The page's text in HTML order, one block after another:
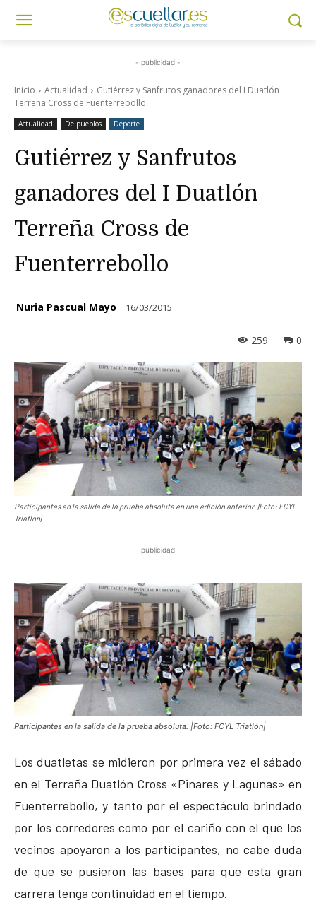
- publicidad -
Inicio Actualidad
Gutiérrez y Sanfrutos ganadores del I Duatlón
Terreña Cross de Fuenterrebollo
Actualidad De pueblos Deporte
Gutiérrez y Sanfrutos
ganadores del I Duatlón
Terreña Cross de
Fuenterrebollo
Nuria Pascual Mayo 16/03/2015
0
259
Participantes en la salida de la prueba absoluta en una edición anterior. |Foto: FCYL
Triatlón|
publicidad
Participantes en la salida de la prueba absoluta. |Foto: FCYL Triatlón|
Los duatletas se midieron por primera vez el sábado
en el Terraña Duatlón Cross «Pinares y Lagunas» en
Fuenterrebollo, y tanto por el espectáculo brindado
por los corredores como por el cariño con el que los
vecinos apoyaron a los participantes, no cabe duda
de que se pusieron las bases para que esta gran
carrera tenga continuidad en el tiempo.